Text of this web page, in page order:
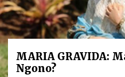
s
t
s
MARIA GRAVIDA:
Ngono?